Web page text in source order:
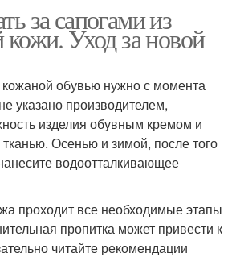
за сапогами из
кожи. Уход за новой
обувью нужно с момента
указано производителем,
изделия обувным кремом и
Осенью и зимой, после того
водоотталкивающее
проходит все необходимые этапы
пропитка может привести к
читайте рекомендации